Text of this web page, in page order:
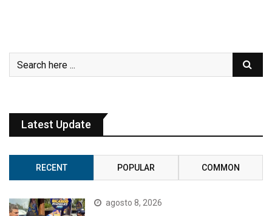
Latest Update
RECENT POPULAR COMMON
agosto 8, 2026